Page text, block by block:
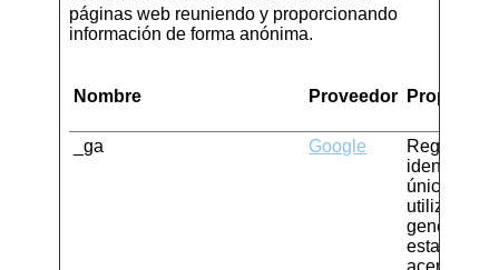
páginas web reuniendo y proporcionando
información de forma anónima.
Nombre Proveedor Propósito
_ga Google
Registra
única que
utiliza para
generar
acerca de